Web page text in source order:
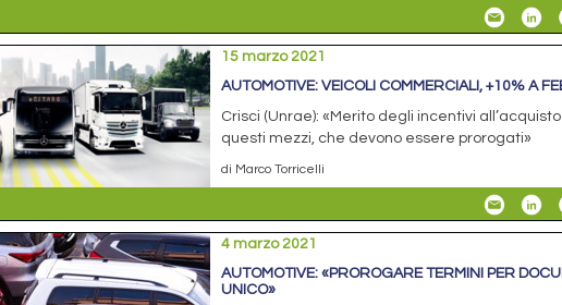
15 marzo 2021
AUTOMOTIVE: VEICOLI COMMERCIALI, +10% A
Crisci (Unrae): «Merito degli incentivi
questi mezzi, che devono essere prorogati»
di Marco Torricelli
4 marzo 2021
AUTOMOTIVE: «PROROGARE TERMINI PER
UNICO»